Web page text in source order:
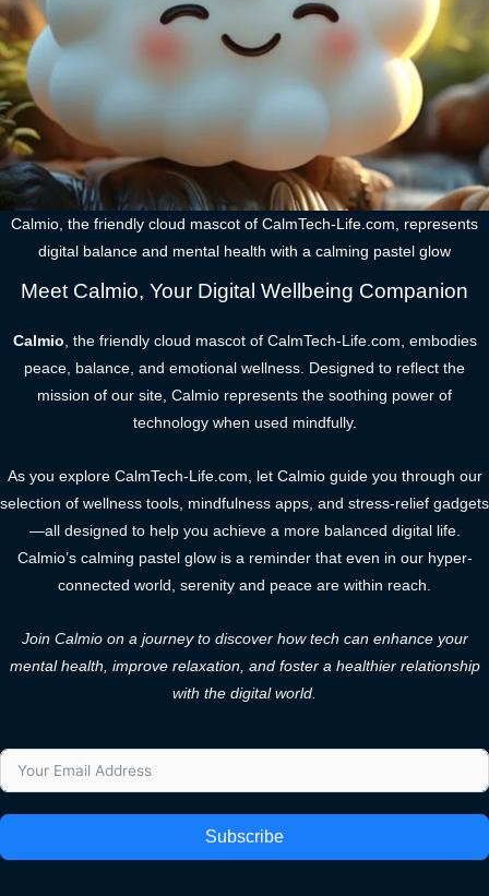
Calmio, the friendly cloud mascot of CalmTech-Life.com, represents
digital balance and mental health with a calming pastel glow
Meet Calmio, Your Digital Wellbeing Companion
Calmio, the friendly cloud mascot of CalmTech-Life.com, embodies
peace, balance, and emotional wellness. Designed to reflect the
mission of our site, Calmio represents the soothing power of
technology when used mindfully.
As you explore CalmTech-Life.com, let Calmio guide you through our
selection of wellness tools, mindfulness apps, and stress-relief gadgets
—all designed to help you achieve a more balanced digital life.
Calmio’s calming pastel glow is a reminder that even in our hyper-
connected world, serenity and peace are within reach.
Join Calmio on a journey to discover how tech can enhance your
mental health, improve relaxation, and foster a healthier relationship
with the digital world.
Subscribe